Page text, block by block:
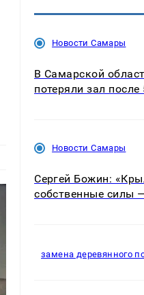
Новости Самары
В Самарской
потеряли зал после
Новости Самары
Сергей Божин:
собственные силы
замена деревянного